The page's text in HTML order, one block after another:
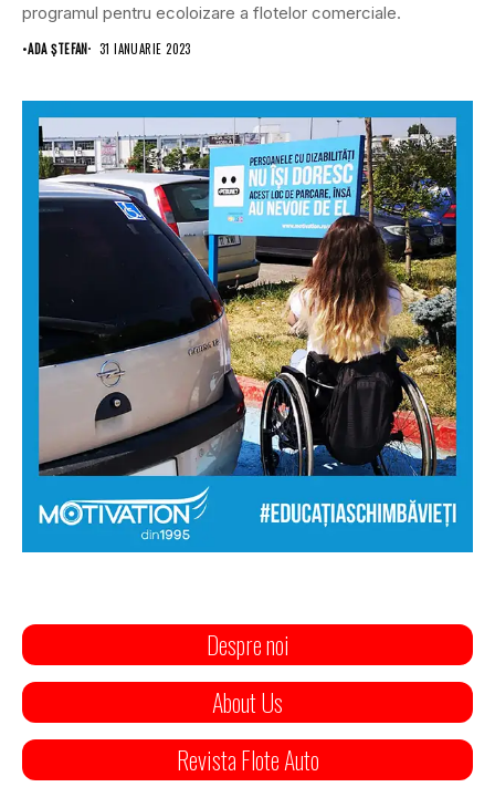
programul pentru ecoloizare a flotelor comerciale.
•ADA ȘTEFAN 31 IANUARIE 2023
Despre noi
About Us
Revista Flote Auto